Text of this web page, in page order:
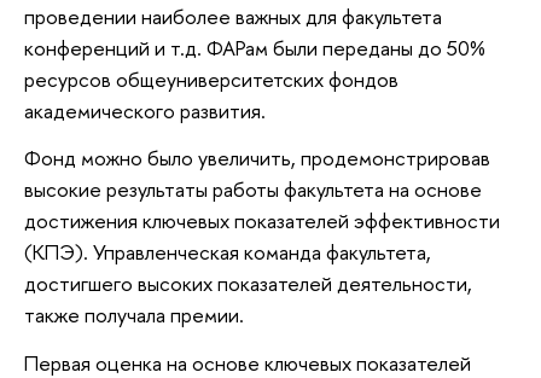
проведении наиболее важных для факультета
конференций и т.д. ФАРам были переданы до 50%
ресурсов общеуниверситетских фондов
академического развития.
Фонд можно было увеличить, продемонстрировав
высокие результаты работы факультета на основе
достижения ключевых показателей эффективности
(КПЭ). Управленческая команда факультета,
достигшего высоких показателей деятельности,
также получала премии.
Первая оценка на основе ключевых показателей